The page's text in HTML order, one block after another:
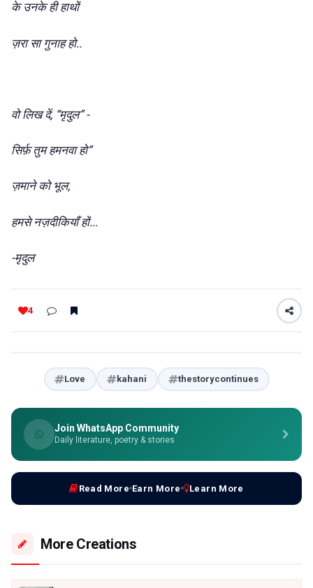
के उनके ही हाथों
ज़रा सा गुनाह हो..
वो लिख दें, “मृदुल” -
सिर्फ़ तुम हमनवा हो”
ज़माने को भूल,
हमसे नज़दीकियाँहों...
-मृदुल
4
Love kahani thestorycontinues
Join WhatsApp Community
Daily literature, poetry & stories
Read More Earn More Learn More
More Creations